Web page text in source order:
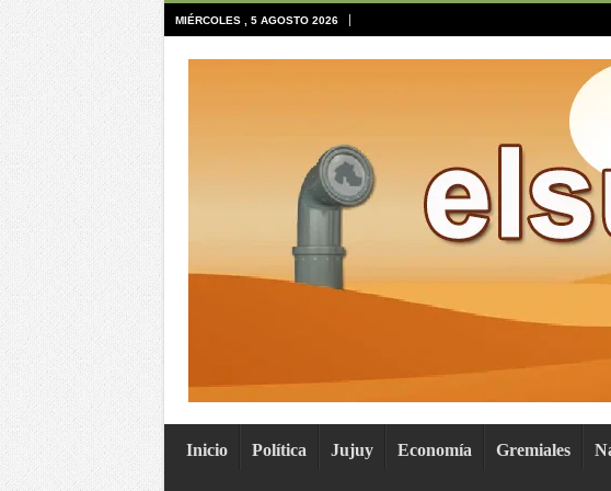
MIÉRCOLES , 5 AGOSTO 2026
Inicio Política Jujuy Economía Gremiales